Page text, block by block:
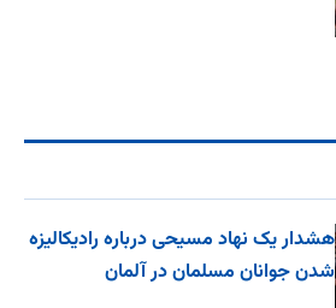
هشدار یک نهاد مسیحی درباره رادیکالیزه
شدن جوانان مسلمان در آلمان